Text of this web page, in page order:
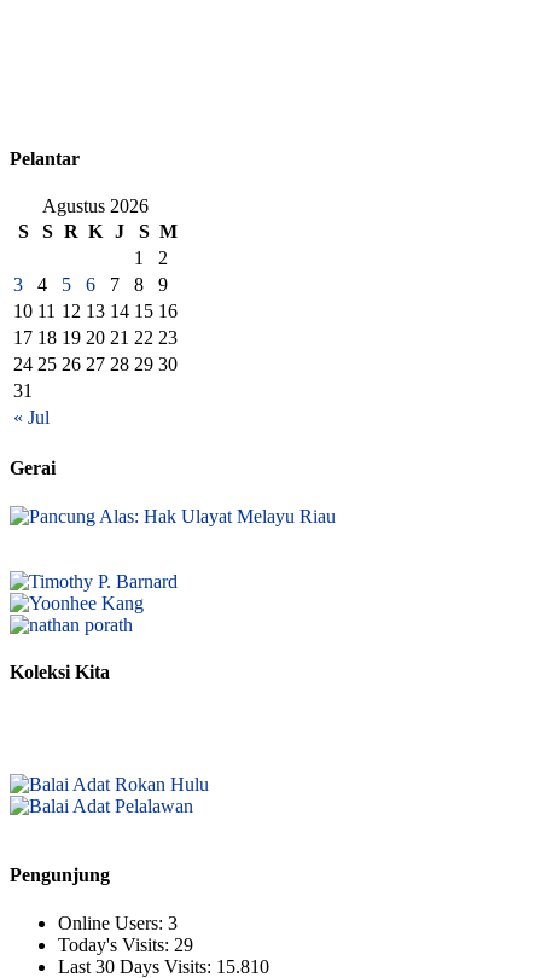
Pelantar
Agustus 2026
S
S R K J S M
« Jul
1
2
3
4 5 6 7 8
9
10 11 12 13 14 15 16
17 18 19 20 21 22 23
24 25 26 27 28 29 30
31
Gerai
Koleksi Kita
Pengunjung
Online Users: 3
Today's Visits: 29
Last 30 Days Visits: 15.810